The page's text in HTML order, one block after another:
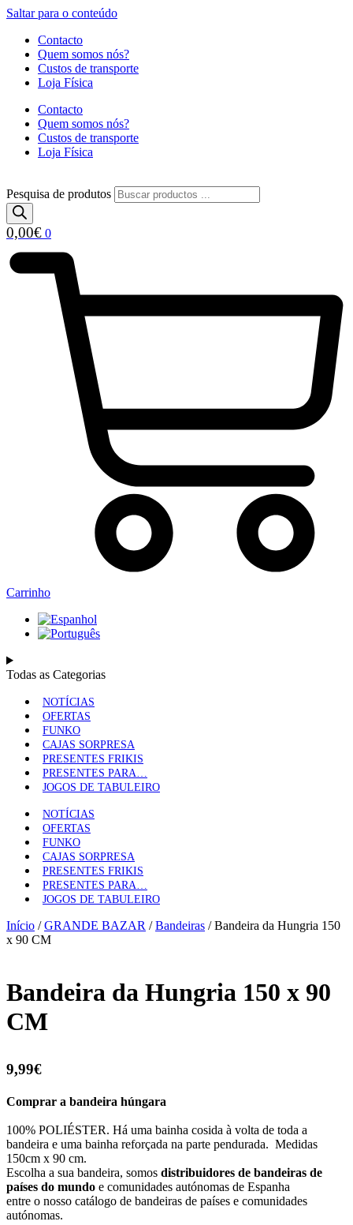
Saltar para o conteúdo
Contacto
Quem somos nós?
Custos de transporte
Loja Física
Contacto
Quem somos nós?
Custos de transporte
Loja Física
Pesquisa de produtos
0,00€ 0
Carrinho
Todas as Categorias
NOTÍCIAS
OFERTAS
FUNKO
CAJAS SORPRESA
PRESENTES FRIKIS
PRESENTES PARA…
JOGOS DE TABULEIRO
NOTÍCIAS
OFERTAS
FUNKO
CAJAS SORPRESA
PRESENTES FRIKIS
PRESENTES PARA…
JOGOS DE TABULEIRO
Início /GRANDE BAZAR /Bandeiras / Bandeira da Hungria 150
x 90 CM
Bandeira da Hungria 150 x 90
CM
9,99€
Comprar a bandeira húngara
100% POLIÉSTER. Há uma bainha cosida à volta de toda a
bandeira e uma bainha reforçada na parte pendurada. Medidas
150cm x 90 cm.
Escolha a sua bandeira, somos distribuidores de bandeiras de
países do mundo e comunidades autónomas de Espanha
entre o nosso catálogo de bandeiras de países e comunidades
autónomas.